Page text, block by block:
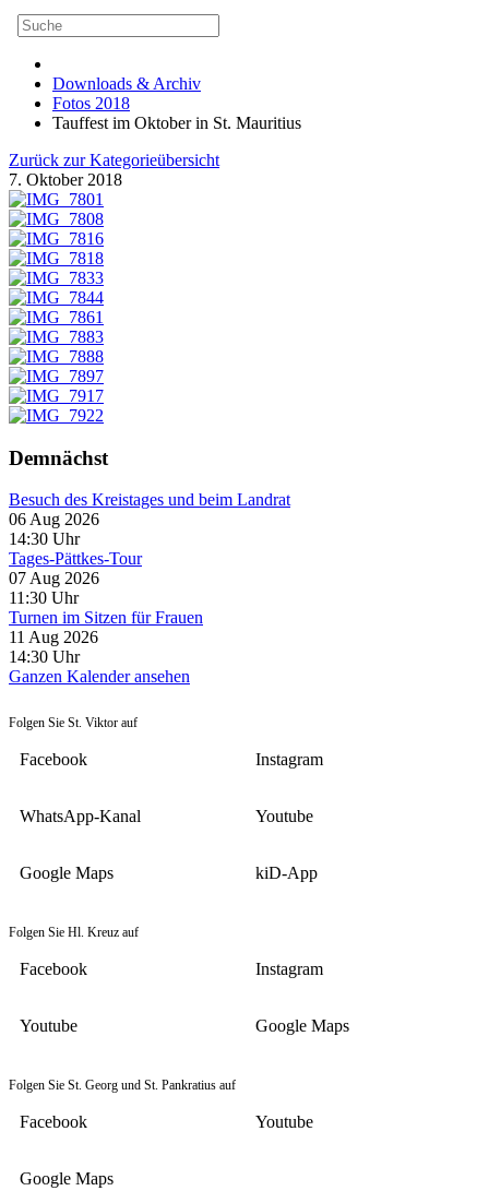
Downloads & Archiv
Fotos 2018
Tauffest im Oktober in St. Mauritius
Zurück zur Kategorieübersicht
7. Oktober 2018
Demnächst
Besuch des Kreistages und beim Landrat
06 Aug 2026
14:30 Uhr
Tages-Pättkes-Tour
07 Aug 2026
11:30 Uhr
Turnen im Sitzen für Frauen
11 Aug 2026
14:30 Uhr
Ganzen Kalender ansehen
Folgen Sie St. Viktor auf
Facebook Instagram
WhatsApp-Kanal Youtube
Google Maps kiD-App
Folgen Sie Hl. Kreuz auf
Facebook Instagram
Youtube Google Maps
Folgen Sie St. Georg und St. Pankratius auf
Facebook Youtube
Google Maps